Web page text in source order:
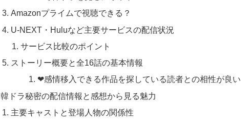
Amazonプライムで視聴できる？
U-NEXT・Huluなど主要サービスの配信状況
サービス比較のポイント
ストーリー概要と全16話の基本情報
❤感情移入できる作品を探している読者との相性が良い
韓ドラ秘密の配信情報と感想から見る魅力
主要キャストと登場人物の関係性